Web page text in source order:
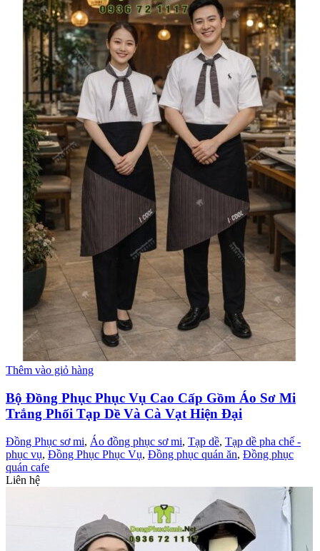
Thêm vào giỏ hàng
Bộ Đồng Phục Phục Vụ Cao Cấp Gồm Áo Sơ Mi
Trắng Phối Tạp Dề Và Cà Vạt Hiện Đại
Đồng Phục sơ mi, Áo đồng phục sơ mi, Tạp dề, Tạp dề pha chế -
phục vụ, Đồng Phục Phục Vụ, Đồng phục quán ăn, Đồng phục
quán cafe
Liên hệ